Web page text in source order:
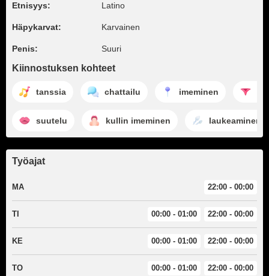
Etnisyys: Latino
Häpykarvat: Karvainen
Penis: Suuri
Kiinnostuksen kohteet
tanssia chattailu imeminen
suutelu kullin imeminen laukeaminen
Työajat
MA 22:00 - 00:00
TI 00:00 - 01:00 22:00 - 00:00
KE 00:00 - 01:00 22:00 - 00:00
TO 00:00 - 01:00 22:00 - 00:00